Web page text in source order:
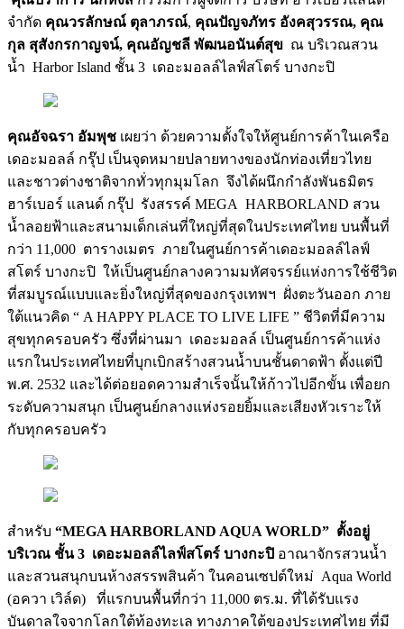
จำกัด คุณวรลักษณ์ ตุลาภรณ์, คุณปัญจภัทร อังคสุวรรณ, คุณ
กุล สุสังกรกาญจน์, คุณอัญชลี พัฒนอนันต์สุข ณ บริเวณสวน
น้ำ Harbor Island ชั้น 3 เดอะมอลล์ไลฟ์สโตร์ บางกะปิ
คุณอัจฉรา อัมพุช เผยว่า ด้วยความตั้งใจให้ศูนย์การค้าในเครือ
เดอะมอลล์ กรุ๊ป เป็นจุดหมายปลายทางของนักท่องเที่ยวไทย
และชาวต่างชาติจากทั่วทุกมุมโลก จึงได้ผนึกกำลังพันธมิตร
ฮาร์เบอร์ แลนด์ กรุ๊ป รังสรรค์ MEGA HARBORLAND สวน
น้ำลอยฟ้าและสนามเด็กเล่นที่ใหญ่ที่สุดในประเทศไทย บนพื้นที่
กว่า 11,000 ตารางเมตร ภายในศูนย์การค้าเดอะมอลล์ไลฟ์
สโตร์ บางกะปิ ให้เป็นศูนย์กลางความมหัศจรรย์แห่งการใช้ชีวิต
ที่สมบูรณ์แบบและยิ่งใหญ่ที่สุดของกรุงเทพฯ ฝั่งตะวันออก ภาย
ใต้แนวคิด “ A HAPPY PLACE TO LIVE LIFE ” ชีวิตที่มีความ
สุขทุกครอบครัว ซึ่งที่ผ่านมา เดอะมอลล์ เป็นศูนย์การค้าแห่ง
แรกในประเทศไทยที่บุกเบิกสร้างสวนน้ำบนชั้นดาดฟ้า ตั้งแต่ปี
พ.ศ. 2532 และได้ต่อยอดความสำเร็จนั้นให้ก้าวไปอีกขั้น เพื่อยก
ระดับความสนุก เป็นศูนย์กลางแห่งรอยยิ้มและเสียงหัวเราะให้
กับทุกครอบครัว
สำหรับ “MEGA HARBORLAND AQUA WORLD” ตั้งอยู่
บริเวณ ชั้น 3 เดอะมอลล์ไลฟ์สโตร์ บางกะปิ อาณาจักรสวนน้ำ
และสวนสนุกบนห้างสรรพสินค้า ในคอนเซปต์ใหม่ Aqua World
(อควา เวิล์ด) ที่แรกบนพื้นที่กว่า 11,000 ตร.ม. ที่ได้รับแรง
บันดาลใจจากโลกใต้ท้องทะเล ทางภาคใต้ของประเทศไทย ที่มี